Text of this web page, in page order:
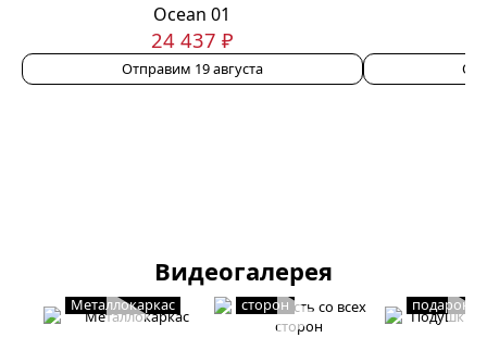
Ocean 01
24 437 ₽
Отправим 19 августа
Видеогалерея
Металлокаркас
Мягкость со всех
сторон
подарок